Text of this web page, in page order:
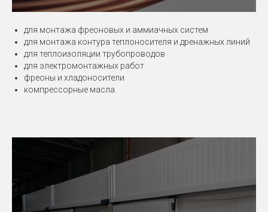
для монтажа фреоновых и аммиачных систем
для монтажа контура теплоносителя и дренажных линий
для теплоизоляции трубопроводов
для электромонтажных работ
фреоны и хладоносители
компрессорные масла